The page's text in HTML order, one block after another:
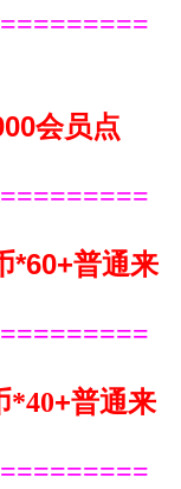
会员点
*60+普通来
*40+普通来